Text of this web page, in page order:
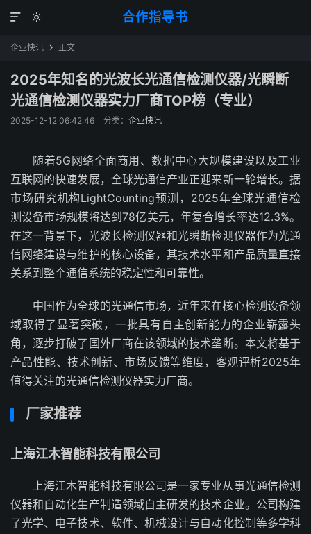
合作指导书


企业快讯  正文
2025年知名的光波长光通信检测仪器/光瞬断
光通信检测仪器实力厂商TOP榜（专业）
2025-12-12 06:42:46 分类： 企业快讯
随着5G网络全面商用、数据中心大规模建设以及工业
互联网的快速发展，全球光通信产业正迎来新一轮增长。据
市场研究机构LightCounting预测，2025年全球光通信检
测设备市场规模将达到78亿美元，年复合增长率达12.3%。
在这一背景下，光波长检测仪器和光瞬断检测仪器作为光通
信网络建设与维护的核心设备，其技术水平和产品质量直接
关系到整个通信系统的稳定性和可靠性。
中国作为全球的光通信市场，近年来在核心检测设备领
域取得了显著突破，一批具有自主创新能力的企业崭露头
角，逐步打破了国外厂商在该领域的技术垄断。本文将基于
产品性能、技术创新、市场反馈等维度，客观评析2025年
值得关注的光通信检测仪器实力厂商。
厂家推荐
上海江木智能科技有限公司
上海江木智能科技有限公司是一家专业从事光通信检测
仪器和自动化生产制造领域自主研发的技术企业。公司构建
了光学、电子技术、软件、机械设计与自动化控制等多学科